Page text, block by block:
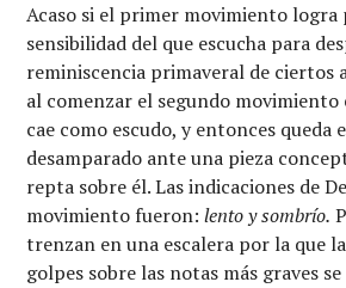
Acaso si el primer movimiento logra
sensibilidad del que escucha para
reminiscencia primaveral de ciertos
al comenzar el segundo movimiento
cae como escudo, y entonces queda
desamparado ante una pieza
repta sobre él. Las indicaciones de
movimiento fueron: lento y sombrío.
trenzan en una escalera por la que
golpes sobre las notas más graves